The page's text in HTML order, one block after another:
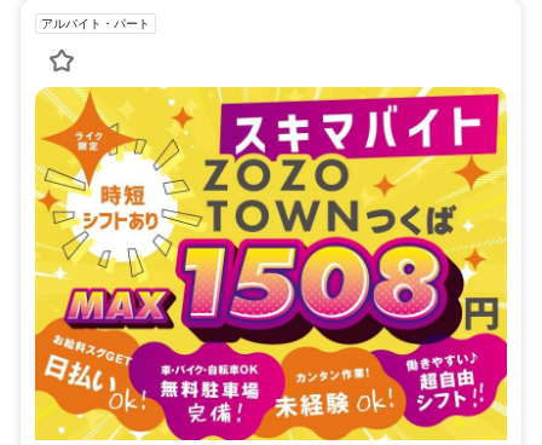
アルバイト・パート